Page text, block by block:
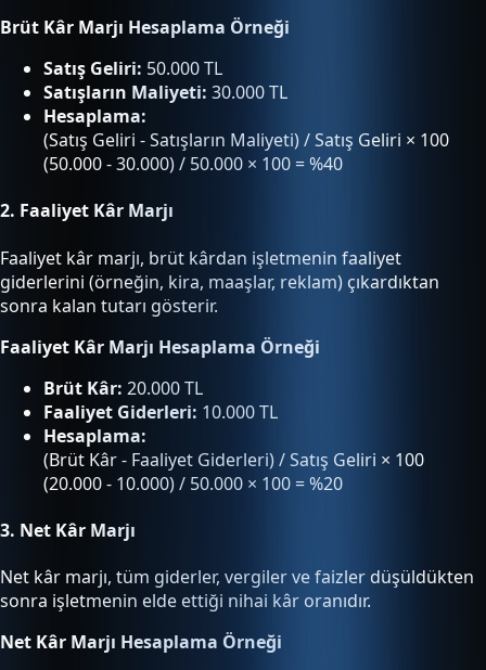
Brüt Kâr Marjı Hesaplama Örneği
Satış Geliri: 50.000 TL
Satışların Maliyeti: 30.000 TL
Hesaplama:
(Satış Geliri - Satışların Maliyeti) / Satış Geliri × 100
(50.000 - 30.000) / 50.000 × 100 = %40
2. Faaliyet Kâr Marjı
Faaliyet kâr marjı, brüt kârdan işletmenin faaliyet
giderlerini (örneğin, kira, maaşlar, reklam) çıkardıktan
sonra kalan tutarı gösterir.
Faaliyet Kâr Marjı Hesaplama Örneği
Brüt Kâr: 20.000 TL
Faaliyet Giderleri: 10.000 TL
Hesaplama:
(Brüt Kâr - Faaliyet Giderleri) / Satış Geliri × 100
(20.000 - 10.000) / 50.000 × 100 = %20
3. Net Kâr Marjı
Net kâr marjı, tüm giderler, vergiler ve faizler düşüldükten
sonra işletmenin elde ettiği nihai kâr oranıdır.
Net Kâr Marjı Hesaplama Örneği